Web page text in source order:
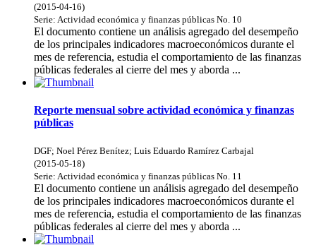
(2015-04-16)
Serie: Actividad económica y finanzas públicas No. 10
El documento contiene un análisis agregado del desempeño
de los principales indicadores macroeconómicos durante el
mes de referencia, estudia el comportamiento de las finanzas
públicas federales al cierre del mes y aborda ...
Reporte mensual sobre actividad económica y finanzas
públicas
DGF; Noel Pérez Benítez; Luis Eduardo Ramírez Carbajal
(2015-05-18)
Serie: Actividad económica y finanzas públicas No. 11
El documento contiene un análisis agregado del desempeño
de los principales indicadores macroeconómicos durante el
mes de referencia, estudia el comportamiento de las finanzas
públicas federales al cierre del mes y aborda ...